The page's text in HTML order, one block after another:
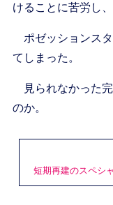
けることに苦労し
ポゼッションスタ
てしまった。
見られなかった完
のか。
短期再建のスペシ